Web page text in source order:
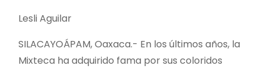
Lesli Aguilar
SILACAYOÁPAM, Oaxaca.- En los últimos años, la
Mixteca ha adquirido fama por sus coloridos